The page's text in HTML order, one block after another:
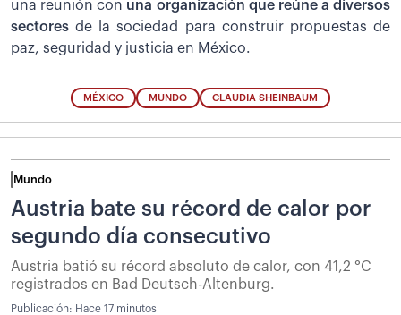
una reunión con una organización que reúne a diversos
sectoresde la sociedad para construir propuestas de
paz, seguridad y justicia en México.
MÉXICO MUNDO CLAUDIA SHEINBAUM
Mundo
Austria bate su récord de calor por
segundo día consecutivo
Austria batió su récord absoluto de calor, con 41,2 °C
registrados en Bad Deutsch-Altenburg.
Publicación: Hace 17 minutos